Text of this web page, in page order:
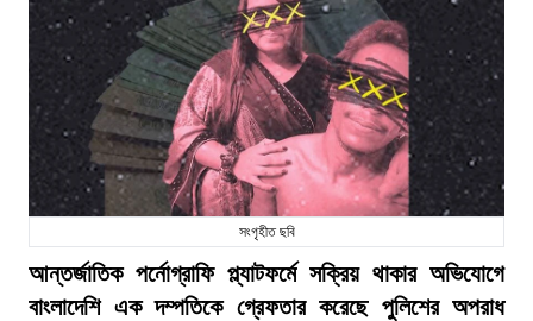
সংগৃহীত ছবি
আন্তর্জাতিক পর্নোগ্রাফি প্ল্যাটফর্মে সক্রিয় থাকার অভিযোগে
বাংলাদেশি এক দম্পতিকে গ্রেফতার করেছে পুলিশের অপরাধ